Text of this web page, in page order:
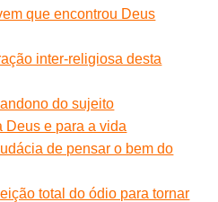
que encontrou Deus
inter-religiosa desta
do sujeito
Deus e para a vida
de pensar o bem do
total do ódio para tornar